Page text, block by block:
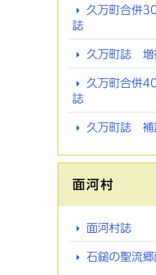
久万町合併
誌
久万町誌 増
久万町合併
誌
久万町誌 補
面河村
面河村誌
石鎚の聖流